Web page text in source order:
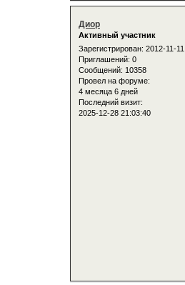
Диор
Активный участник
Зарегистрирован: 2012-11-11
Приглашений: 0
Сообщений: 10358
Провел на форуме:
4 месяца 6 дней
Последний визит:
2025-12-28 21:03:40